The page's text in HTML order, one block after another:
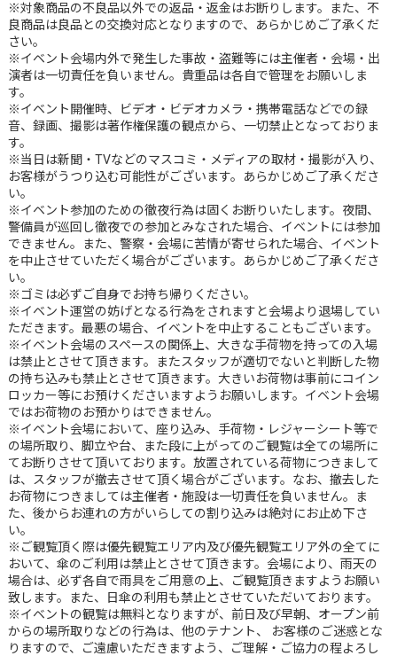
※対象商品の不良品以外での返品・返金はお断りします。また、不
良商品は良品との交換対応となりますので、あらかじめご了承くだ
さい。
※イベント会場内外で発生した事故・盗難等には主催者・会場・出
演者は一切責任を負いません。貴重品は各自で管理をお願いしま
す。
※イベント開催時、ビデオ・ビデオカメラ・携帯電話などでの録
音、録画、撮影は著作権保護の観点から、一切禁止となっておりま
す。
※当日は新聞・TVなどのマスコミ・メディアの取材・撮影が入り、
お客様がうつり込む可能性がございます。あらかじめご了承くださ
い。
※イベント参加のための徹夜行為は固くお断りいたします。夜間、
警備員が巡回し徹夜での参加とみなされた場合、イベントには参加
できません。また、警察・会場に苦情が寄せられた場合、イベント
を中止させていただく場合がございます。あらかじめご了承くださ
い。
※ゴミは必ずご自身でお持ち帰りください。
※イベント運営の妨げとなる行為をされますと会場より退場してい
ただきます。最悪の場合、イベントを中止することもございます。
※イベント会場のスペースの関係上、大きな手荷物を持っての入場
は禁止とさせて頂きます。またスタッフが適切でないと判断した物
の持ち込みも禁止とさせて頂きます。大きいお荷物は事前にコイン
ロッカー等にお預けくださいますようお願いします。イベント会場
ではお荷物のお預かりはできません。
※イベント会場において、座り込み、手荷物・レジャーシート等で
の場所取り、脚立や台、また段に上がってのご観覧は全ての場所に
てお断りさせて頂いております。放置されている荷物につきまして
は、スタッフが撤去させて頂く場合がございます。なお、撤去した
お荷物につきましては主催者・施設は一切責任を負いません。ま
た、後からお連れの方がいらしての割り込みは絶対にお止め下さ
い。
※ご観覧頂く際は優先観覧エリア内及び優先観覧エリア外の全てに
おいて、傘のご利用は禁止とさせて頂きます。会場により、雨天の
場合は、必ず各自で雨具をご用意の上、ご観覧頂きますようお願い
致します。また、日傘の利用も禁止とさせていただいております。
※イベントの観覧は無料となりますが、前日及び早朝、オープン前
からの場所取りなどの行為は、他のテナント、 お客様のご迷惑とな
りますので、ご遠慮いただきますよう、ご理解・ご協力の程よろし